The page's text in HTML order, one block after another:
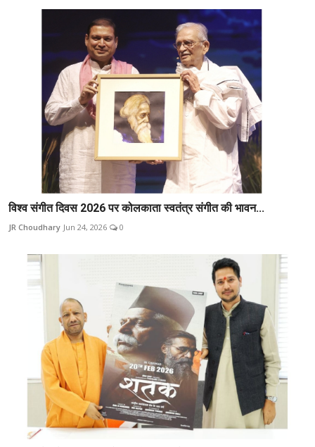
विश्व संगीत दिवस 2026 पर कोलकाता स्वतंत्र संगीत की भावन...
JR Choudhary Jun 24, 2026 0